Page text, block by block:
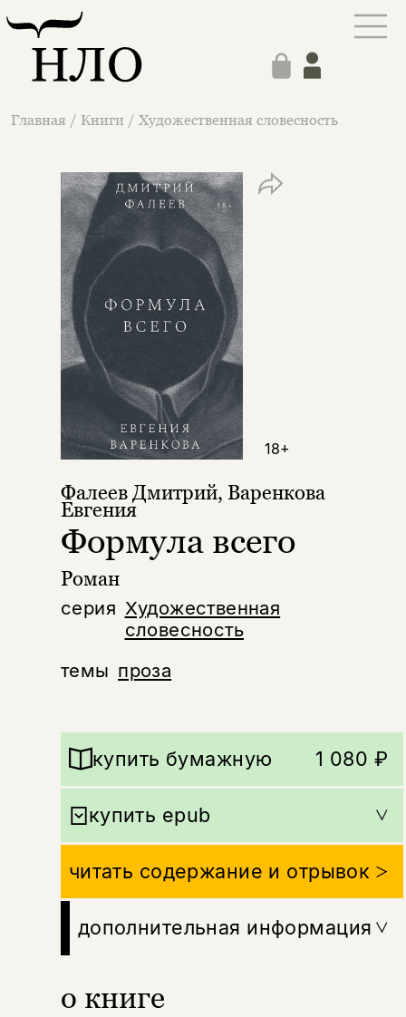
Главная / Книги / Художественная словесность
серия Художественная
словесность
темы проза
Фалеев Дмитрий, Варенкова
Евгения
Формула всего
Роман
о книге
купить бумажную 1 080 ₽
купить epub
читать содержание и отрывок
дополнительная информация
18+